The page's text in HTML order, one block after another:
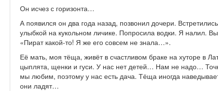
Он исчез с горизонта…
А появился он два года назад, позвонил дочери.
улыбкой на кукольном личике. Попросила водки. Я налил.
«Пират какой-то! Я же его совсем не знала…».
Её мать, моя тёща, живёт в счастливом браке на хуторе в
цыплята, щенки и гуси. У нас нет детей… Нам не надо…
мы любим, поэтому у нас есть дача. Тёща иногда
они ладят…